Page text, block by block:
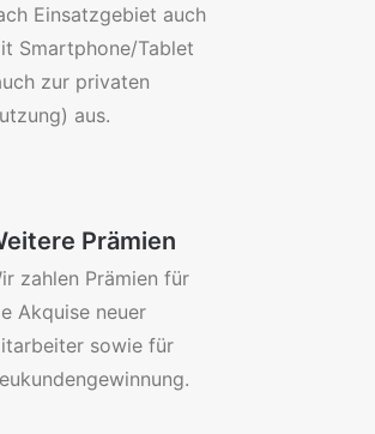
Einsatzgebiet auch
Smartphone/Tablet
zur privaten
aus.
Prämien
zahlen Prämien für
Akquise neuer
sowie für